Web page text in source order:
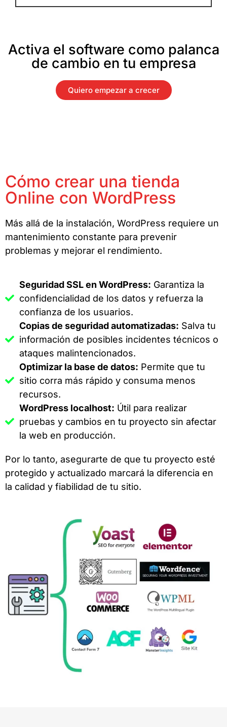
Activa el software como palanca
de cambio en tu empresa
Quiero empezar a crecer
Cómo crear una tienda
Online con WordPress
Más allá de la instalación, WordPress requiere un
mantenimiento constante para prevenir
problemas y mejorar el rendimiento.
Seguridad SSL en WordPress: Garantiza la
confidencialidad de los datos y refuerza la
confianza de los usuarios.
Copias de seguridad automatizadas: Salva tu
información de posibles incidentes técnicos o
ataques malintencionados.
Optimizar la base de datos: Permite que tu
sitio corra más rápido y consuma menos
recursos.
WordPress localhost: Útil para realizar
pruebas y cambios en tu proyecto sin afectar
la web en producción.
Por lo tanto, asegurarte de que tu proyecto esté
protegido y actualizado marcará la diferencia en
la calidad y fiabilidad de tu sitio.